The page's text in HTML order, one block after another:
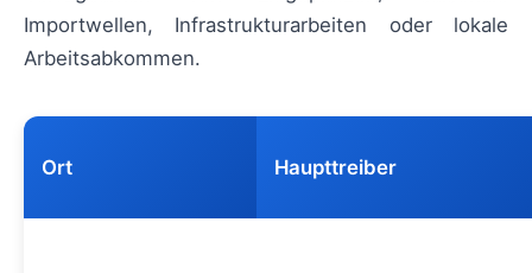
Importwellen, Infrastrukturarbeiten oder lokale
Arbeitsabkommen.
Ort Haupttreiber